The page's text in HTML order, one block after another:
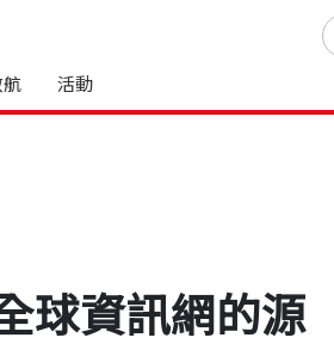
航 活動
球資訊網的源